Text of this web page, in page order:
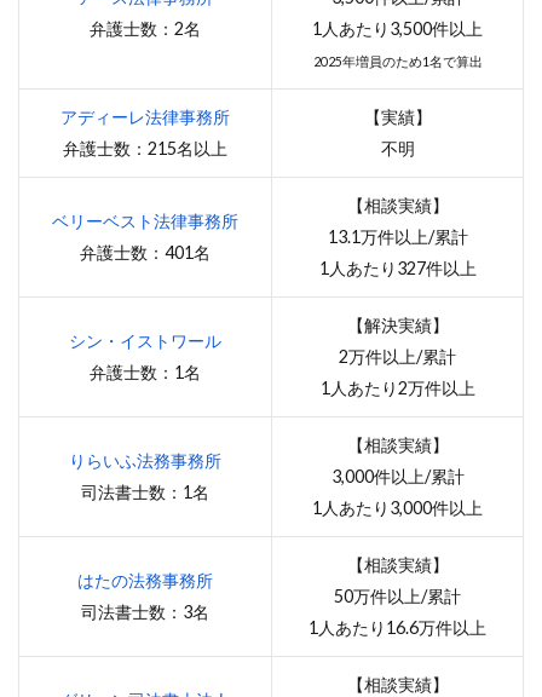
弁護士数：2名
1人あたり3,500件以上
2025年増員のため1名で算出
アディーレ法律事務所
弁護士数：215名以上
【実績】
不明
ベリーベスト法律事務所
弁護士数：401名
【相談実績】
13.1万件以上/累計
1人あたり327件以上
シン・イストワール
弁護士数：1名
【解決実績】
2万件以上/累計
1人あたり2万件以上
りらいふ法務事務所
司法書士数：1名
【相談実績】
3,000件以上/累計
1人あたり3,000件以上
はたの法務事務所
司法書士数：3名
【相談実績】
50万件以上/累計
1人あたり16.6万件以上
【相談実績】